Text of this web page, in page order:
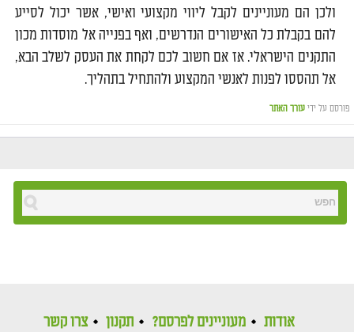
ולכן הם מעוניינים לקבל ליווי מקצועי ואישי, אשר יכול לסייע
להם בקבלת כל האישורים הנדרשים, ואף בפנייה אל מוסדות מכון
התקנים הישראלי. אז אם חשוב לכם לקחת את העסק לשלב הבא,
אל תהססו לפנות לאנשי המקצוע ולהתחיל בתהליך.
פורסם על ידי עורך האתר
אודות מעוניינים לפרסם? תקנון צרו קשר